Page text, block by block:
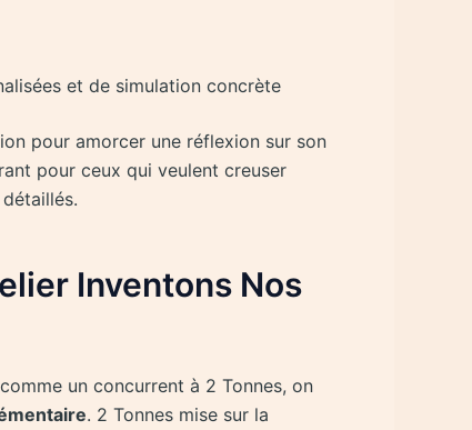
et de simulation concrète
pour amorcer une réflexion sur son
pour ceux qui veulent creuser
Inventons Nos
un concurrent à 2 Tonnes, on
. 2 Tonnes mise sur la